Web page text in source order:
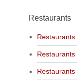
Restaurants
Restaurants
Restaurants
Restaurants